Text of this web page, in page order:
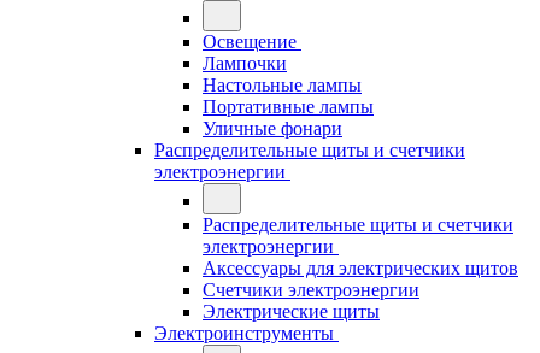
Освещение
Лампочки
Настольные лампы
Портативные лампы
Уличные фонари
Распределительные щиты и счетчики
электроэнергии
Распределительные щиты и счетчики
электроэнергии
Аксессуары для электрических щитов
Счетчики электроэнергии
Электрические щиты
Электроинструменты